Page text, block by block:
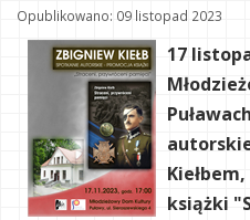
Opublikowano: 09 listopad 2023
17
książki